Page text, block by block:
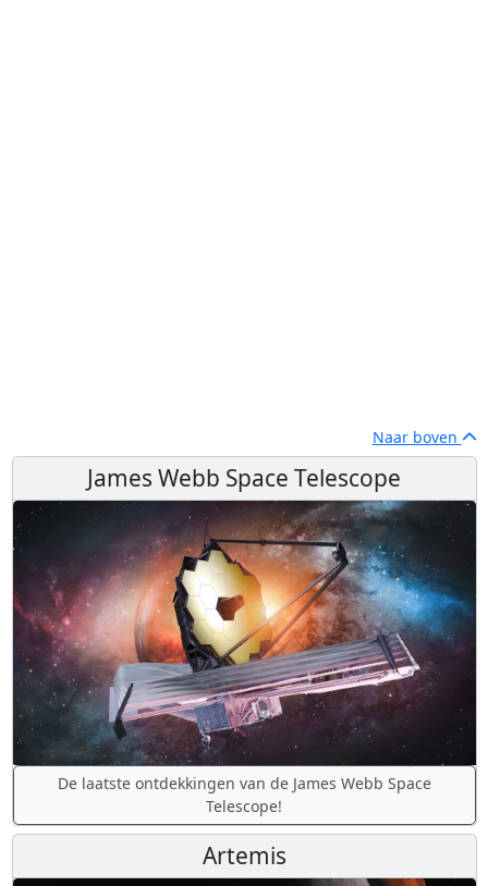
Naar boven
James Webb Space Telescope
De laatste ontdekkingen van de James Webb Space
Telescope!
Artemis